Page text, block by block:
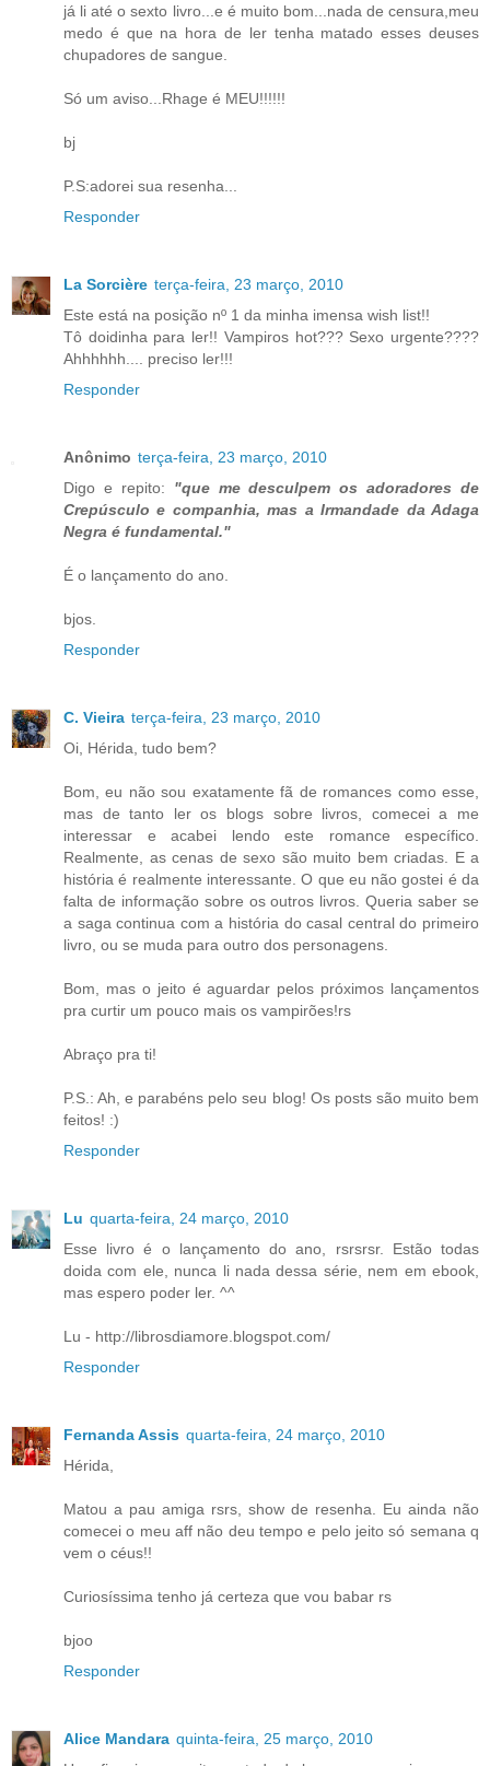
já li até o sexto livro...e é muito bom...nada de censura,meu
medo é que na hora de ler tenha matado esses deuses
chupadores de sangue.
Só um aviso...Rhage é MEU!!!!!!
bj
P.S:adorei sua resenha...
Responder
La Sorcière terça-feira, 23 março, 2010
Este está na posição nº 1 da minha imensa wish list!!
Tô doidinha para ler!! Vampiros hot??? Sexo urgente????
Ahhhhhh.... preciso ler!!!
Responder
Anônimo terça-feira, 23 março, 2010
Digo e repito: "que me desculpem os adoradores de
Crepúsculo e companhia, mas a Irmandade da Adaga
Negra é fundamental."
É o lançamento do ano.
bjos.
Responder
C. Vieira terça-feira, 23 março, 2010
Oi, Hérida, tudo bem?
Bom, eu não sou exatamente fã de romances como esse,
mas de tanto ler os blogs sobre livros, comecei a me
interessar e acabei lendo este romance específico.
Realmente, as cenas de sexo são muito bem criadas. E a
história é realmente interessante. O que eu não gostei é da
falta de informação sobre os outros livros. Queria saber se
a saga continua com a história do casal central do primeiro
livro, ou se muda para outro dos personagens.
Bom, mas o jeito é aguardar pelos próximos lançamentos
pra curtir um pouco mais os vampirões!rs
Abraço pra ti!
P.S.: Ah, e parabéns pelo seu blog! Os posts são muito bem
feitos! :)
Responder
Lu quarta-feira, 24 março, 2010
Esse livro é o lançamento do ano, rsrsrsr. Estão todas
doida com ele, nunca li nada dessa série, nem em ebook,
mas espero poder ler. ^^
Lu - http://librosdiamore.blogspot.com/
Responder
Fernanda Assis quarta-feira, 24 março, 2010
Hérida,
Matou a pau amiga rsrs, show de resenha. Eu ainda não
comecei o meu aff não deu tempo e pelo jeito só semana q
vem o céus!!
Curiosíssima tenho já certeza que vou babar rs
bjoo
Responder
Alice Mandara quinta-feira, 25 março, 2010